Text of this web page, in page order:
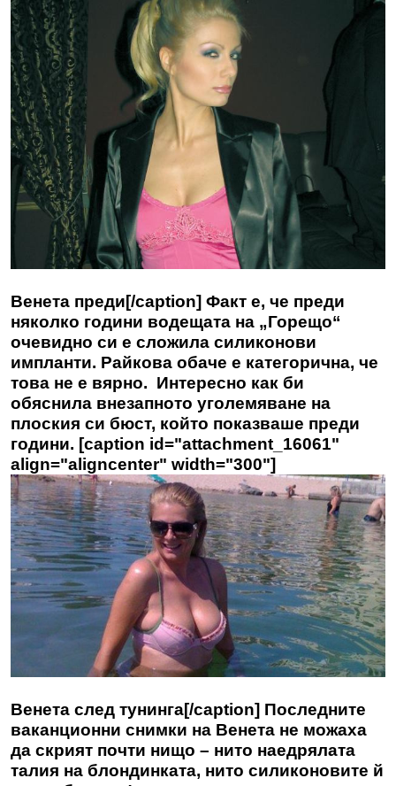
Венета преди[/caption] Факт е, че преди
няколко години водещата на „Горещо“
очевидно си е сложила силиконови
импланти. Райкова обаче е категорична, че
това не е вярно. Интересно как би
обяснила внезапното уголемяване на
плоския си бюст, който показваше преди
години. [caption id="attachment_16061"
align="aligncenter" width="300"]
Венета след тунинга[/caption] Последните
ваканционни снимки на Венета не можаха
да скрият почти нищо – нито наедрялата
талия на блондинката, нито силиконовите й